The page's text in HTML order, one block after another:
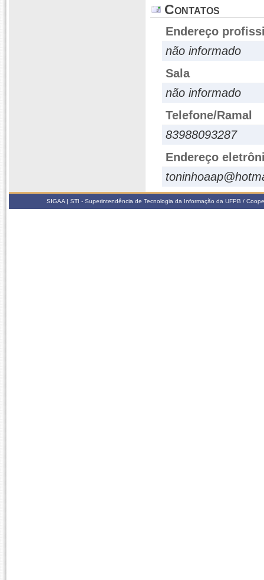
Contatos
Endereço
não informado
Sala
não informado
Telefone/Ramal
83988093287
Endereço
SIGAA | STI - Superintendência de Tecnologia da Informação da UFPB /